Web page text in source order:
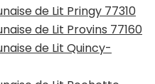
de Lit Pringy 77310
de Lit Provins 77160
de Lit Quincy-